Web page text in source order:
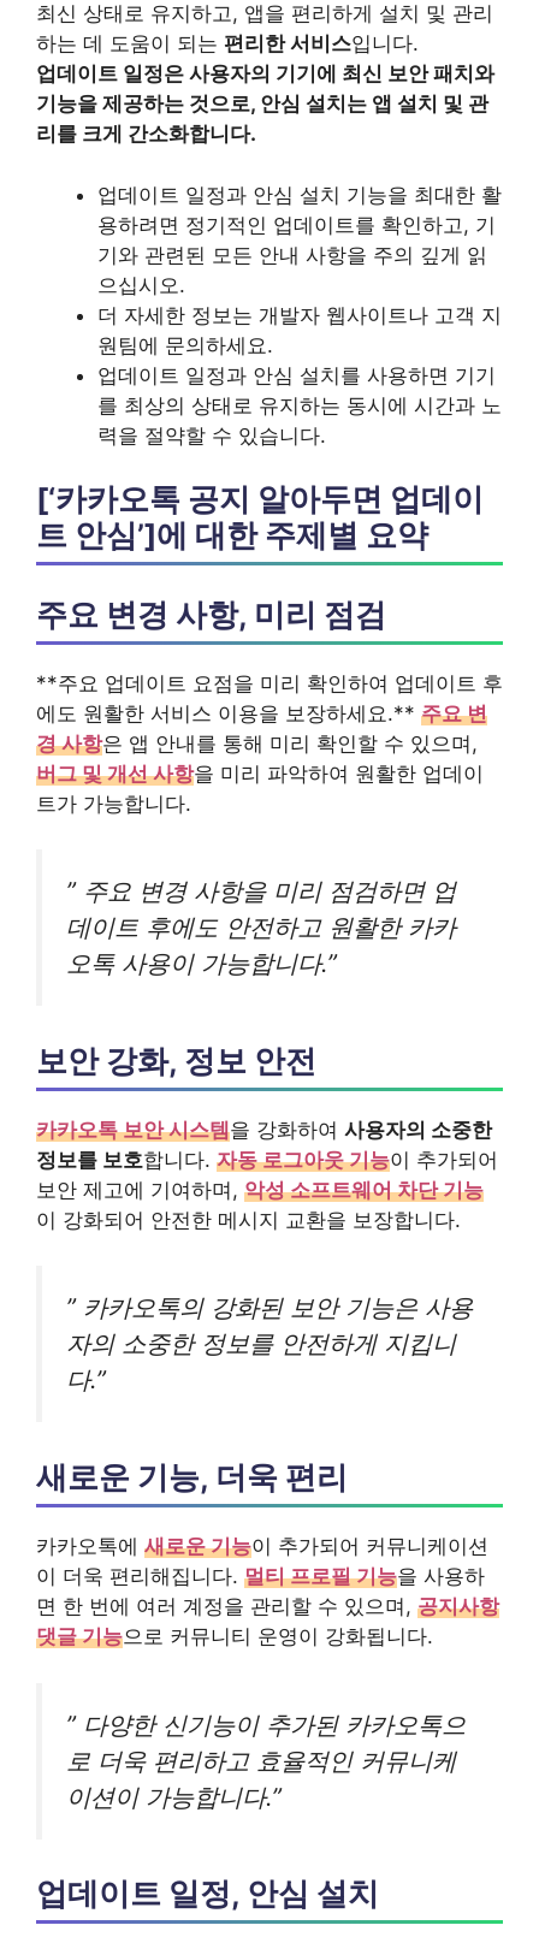
최신 상태로 유지하고, 앱을 편리하게 설치 및 관리
하는 데 도움이 되는 편리한 서비스입니다.
업데이트 일정은 사용자의 기기에 최신 보안 패치와
기능을 제공하는 것으로, 안심 설치는 앱 설치 및 관
리를 크게 간소화합니다.
업데이트 일정과 안심 설치 기능을 최대한 활
용하려면 정기적인 업데이트를 확인하고, 기
기와 관련된 모든 안내 사항을 주의 깊게 읽
으십시오.
더 자세한 정보는 개발자 웹사이트나 고객 지
원팀에 문의하세요.
업데이트 일정과 안심 설치를 사용하면 기기
를 최상의 상태로 유지하는 동시에 시간과 노
력을 절약할 수 있습니다.
[‘카카오톡 공지 알아두면 업데이
트 안심’]에 대한 주제별 요약
주요 변경 사항, 미리 점검
**주요 업데이트 요점을 미리 확인하여 업데이트 후
에도 원활한 서비스 이용을 보장하세요.** 주요 변
경 사항은 앱 안내를 통해 미리 확인할 수 있으며,
버그 및 개선 사항을 미리 파악하여 원활한 업데이
트가 가능합니다.
” 주요 변경 사항을 미리 점검하면 업
데이트 후에도 안전하고 원활한 카카
오톡 사용이 가능합니다.”
보안 강화, 정보 안전
카카오톡 보안 시스템을 강화하여 사용자의 소중한
정보를 보호합니다. 자동 로그아웃 기능이 추가되어
보안 제고에 기여하며, 악성 소프트웨어 차단 기능
이 강화되어 안전한 메시지 교환을 보장합니다.
” 카카오톡의 강화된 보안 기능은 사용
자의 소중한 정보를 안전하게 지킵니
다.”
새로운 기능, 더욱 편리
카카오톡에 새로운 기능이 추가되어 커뮤니케이션
이 더욱 편리해집니다. 멀티 프로필 기능을 사용하
면 한 번에 여러 계정을 관리할 수 있으며, 공지사항
댓글 기능으로 커뮤니티 운영이 강화됩니다.
” 다양한 신기능이 추가된 카카오톡으
로 더욱 편리하고 효율적인 커뮤니케
이션이 가능합니다.”
업데이트 일정, 안심 설치